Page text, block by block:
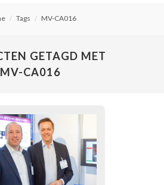
Tags MV-CA016
GETAGD MET
MV-CA016